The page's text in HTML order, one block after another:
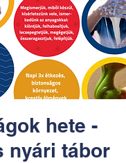
hete -
nyári tábor